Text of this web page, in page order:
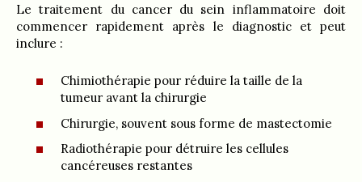
Le traitement du cancer du sein inflammatoire doit
commencer rapidement après le diagnostic et peut
inclure :
Chimiothérapie pour réduire la taille de la
tumeur avant la chirurgie
Chirurgie, souvent sous forme de mastectomie
Radiothérapie pour détruire les cellules
cancéreuses restantes